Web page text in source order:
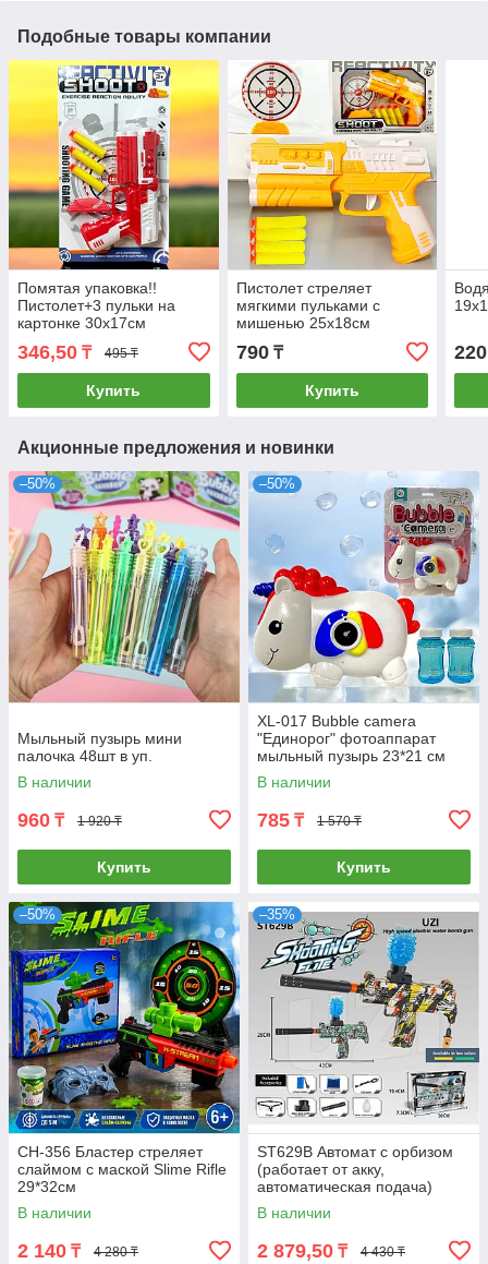
Подобные товары компании
Помятая упаковка!!
Пистолет+3 пульки на
картонке 30х17см
346,50 ₸ 495 ₸
Купить
Пистолет стреляет
мягкими пульками с
мишенью 25х18см
790₸
Купить
220
Акционные предложения и новинки
–50%
Мыльный пузырь мини
палочка 48шт в уп.
В наличии
960 ₸ 1 920 ₸
Купить
–50%
XL-017 Bubble camera
"Единорог" фотоаппарат
мыльный пузырь 23*21 см
В наличии
785 ₸ 1 570 ₸
Купить
–50%
CH-356 Бластер стреляет
слаймом с маской Slime Rifle
29*32см
В наличии
2 140 ₸ 4 280 ₸
–35%
ST629B Автомат с орбизом
(работает от акку,
автоматическая подача)
30х19см
В наличии
2 879,50 ₸ 4 430 ₸